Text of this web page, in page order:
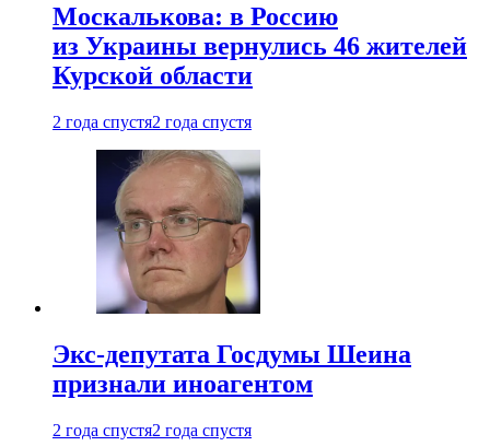
Москалькова: в Россию
из Украины вернулись 46 жителей
Курской области
2 года спустя2 года спустя
Экс-депутата Госдумы Шеина
признали иноагентом
2 года спустя2 года спустя